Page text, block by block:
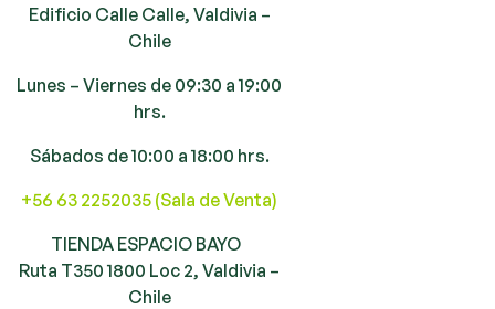
Edificio Calle Calle, Valdivia –
Chile
Lunes – Viernes de 09:30 a 19:00
hrs.
Sábados de 10:00 a 18:00 hrs.
+56 63 2252035 (Sala de Venta)
TIENDA ESPACIO BAYO
Ruta T350 1800 Loc 2, Valdivia –
Chile